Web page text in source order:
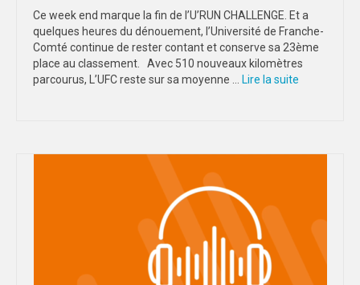
Ce week end marque la fin de l’U’RUN CHALLENGE. Et a
quelques heures du dénouement, l’Université de Franche-
Comté continue de rester contant et conserve sa 23ème
place au classement. Avec 510 nouveaux kilomètres
parcourus, L’UFC reste sur sa moyenne …
Lire la suite­­